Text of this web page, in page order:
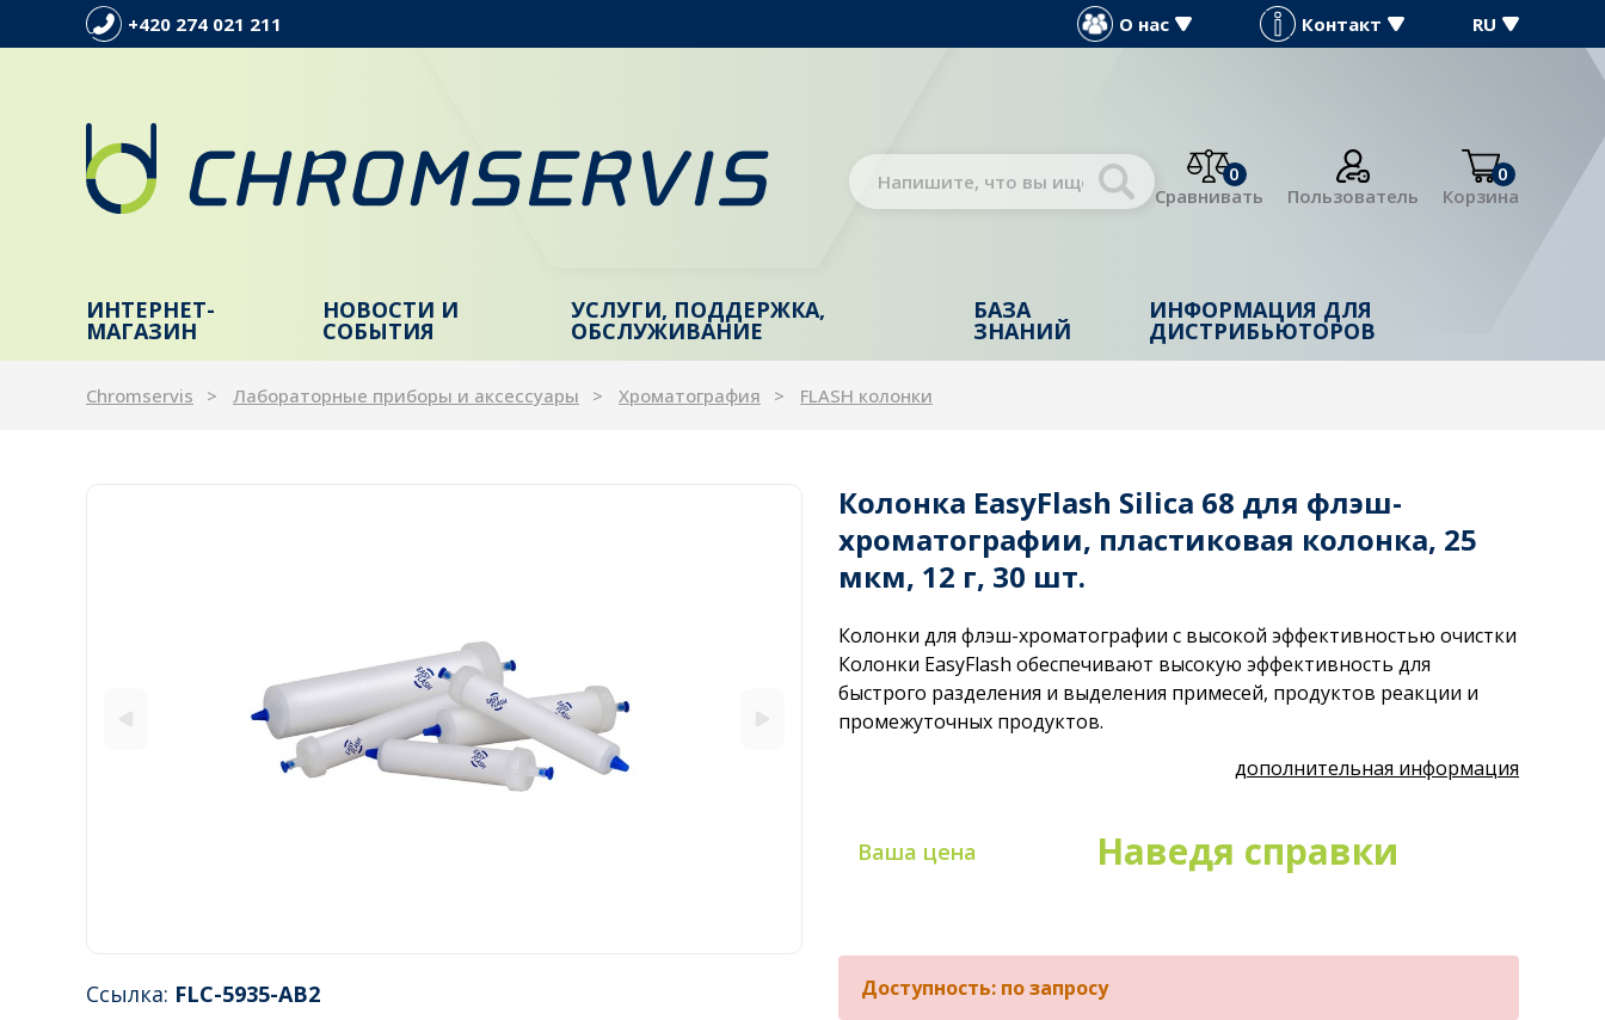
+420 274 021 211 О нас Контакт RU
0
Сравнивать
Пользователь
0
Корзина
ИНТЕРНЕТ-
МАГАЗИН
НОВОСТИ И
СОБЫТИЯ
УСЛУГИ, ПОДДЕРЖКА,
ОБСЛУЖИВАНИЕ
БАЗА
ЗНАНИЙ
ИНФОРМАЦИЯ ДЛЯ
ДИСТРИБЬЮТОРОВ
Chromservis Лабораторные приборы и аксессуары Хроматография FLASH колонки
Колонка EasyFlash Silica 68 для флэш-
хроматографии, пластиковая колонка, 25
мкм, 12 г, 30 шт.
Ссылка: FLC-5935-AB2
Колонки для флэш-хроматографии с высокой эффективностью очистки
Колонки EasyFlash обеспечивают высокую эффективность для
быстрого разделения и выделения примесей, продуктов реакции и
промежуточных продуктов.
дополнительная информация
Ваша цена Наведя справки
Доступность: по запросу